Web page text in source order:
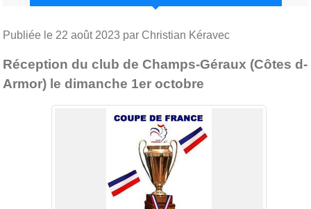
Publiée le 22 août 2023 par Christian Kéravec
Réception du club de Champs-Géraux (Côtes d-
Armor) le dimanche 1er octobre